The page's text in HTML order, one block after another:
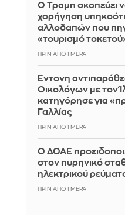
Ο Τραμπ σκοπεύει
χορήγηση
αλλοδαπών που
«τουρισμό
ΠΡΙΝ ΑΠΌ 1 ΜΈΡΑ
Έντονη
Οικολόγων με τον
κατηγόρησε για
Γαλλίας
ΠΡΙΝ ΑΠΌ 1 ΜΈΡΑ
Ο ΔΟΑΕ
στον πυρηνικό
ηλεκτρικού
ΠΡΙΝ ΑΠΌ 1 ΜΈΡΑ